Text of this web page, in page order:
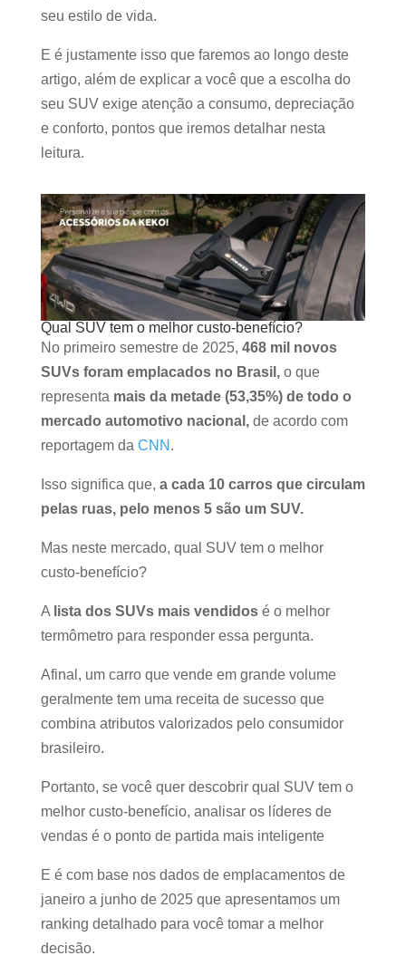
seu estilo de vida.
E é justamente isso que faremos ao longo deste
artigo, além de explicar a você que a escolha do
seu SUV exige atenção a consumo, depreciação
e conforto, pontos que iremos detalhar nesta
leitura.
Qual SUV tem o melhor custo-benefício?
No primeiro semestre de 2025, 468 mil novos
SUVs foram emplacados no Brasil, o que
representa mais da metade (53,35%) de todo o
mercado automotivo nacional, de acordo com
reportagem da CNN .
Isso significa que, a cada 10 carros que circulam
pelas ruas, pelo menos 5 são um SUV.
Mas neste mercado, qual SUV tem o melhor
custo-benefício?
A lista dos SUVs mais vendidosé o melhor
termômetro para responder essa pergunta.
Afinal, um carro que vende em grande volume
geralmente tem uma receita de sucesso que
combina atributos valorizados pelo consumidor
brasileiro.
Portanto, se você quer descobrir qual SUV tem o
melhor custo-benefício, analisar os líderes de
vendas é o ponto de partida mais inteligente
E é com base nos dados de emplacamentos de
janeiro a junho de 2025 que apresentamos um
ranking detalhado para você tomar a melhor
decisão.